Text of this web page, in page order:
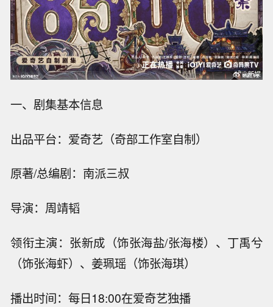
一、剧集基本信息
出品平台：爱奇艺（奇部工作室自制）
原著/总编剧：南派三叔
导演：周靖韬
领衔主演：张新成（饰张海盐/张海楼）、丁禹兮
（饰张海虾）、姜珮瑶（饰张海琪）
播出时间：每日18:00在爱奇艺独播